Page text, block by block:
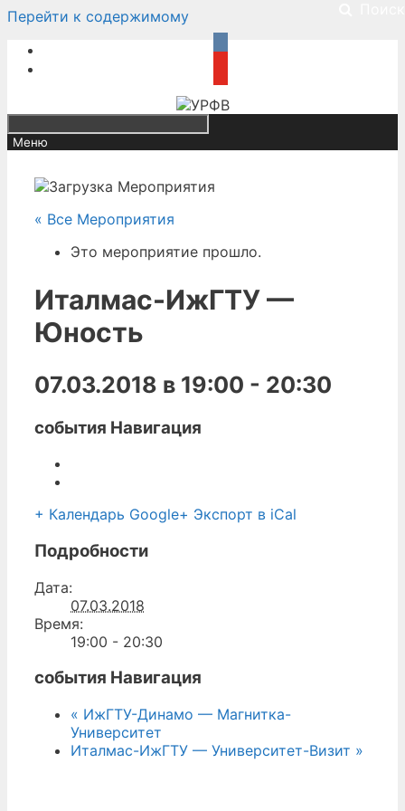
Перейти к содержимому
Меню
« Все Мероприятия
Это мероприятие прошло.
Италмас-ИжГТУ —
Юность
07.03.2018 в 19:00 - 20:30
события Навигация
+ Календарь Google+ Экспорт в iCal
Подробности
Дата:
07.03.2018
Время:
19:00 - 20:30
события Навигация
« ИжГТУ-Динамо — Магнитка-
Университет
Италмас-ИжГТУ — Университет-Визит »